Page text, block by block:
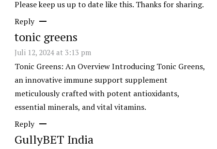
Please keep us up to date like this. Thanks for sharing.
Reply
tonic greens
Juli 12, 2024 at 3:13 pm
Tonic Greens: An Overview Introducing Tonic Greens,
an innovative immune support supplement
meticulously crafted with potent antioxidants,
essential minerals, and vital vitamins.
Reply
GullyBET India